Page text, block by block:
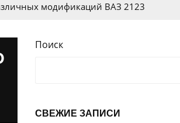
модификаций ВАЗ 2123
Поиск
СВЕЖИЕ ЗАПИСИ